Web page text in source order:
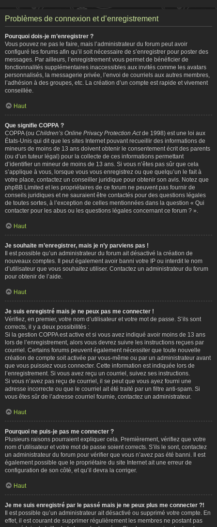
Problèmes de connexion et d’enregistrement
Pourquoi dois-je m’enregistrer ?
Vous pouvez ne pas le faire, mais l’administrateur du forum peut avoir
configuré les forums afin qu’il soit nécessaire de s’enregistrer pour poster des
messages. Par ailleurs, l’enregistrement vous permet de bénéficier de
fonctionnalités supplémentaires inaccessibles aux invités comme les avatars
personnalisés, la messagerie privée, l’envoi de courriels aux autres membres,
l’adhésion à des groupes, etc. La création d’un compte est rapide et vivement
conseillée.
Haut
Que signifie COPPA ?
COPPA (ou Children’s Online Privacy Protection Actde 1998) est une loi aux
États-Unis qui dit que les sites Internet pouvant recueillir des informations de
mineurs de moins de 13 ans doivent obtenir le consentement écrit des parents
(ou d’un tuteur légal) pour la collecte de ces informations permettant
d’identifier un mineur de moins de 13 ans. Si vous n’êtes pas sûr que cela
s’applique à vous, lorsque vous vous enregistrez ou que quelqu’un le fait à
votre place, contactez un conseiller juridique pour obtenir son avis. Notez que
phpBB Limited et les propriétaires de ce forum ne peuvent pas fournir de
conseils juridiques et ne sauraient être contactés pour des questions légales
de toutes sortes, à l’exception de celles mentionnées dans la question « Qui
contacter pour les abus ou les questions légales concernant ce forum ? ».
Haut
Je souhaite m’enregistrer, mais je n’y parviens pas !
Il est possible qu’un administrateur du forum ait désactivé la création de
nouveaux comptes. Il peut également avoir banni votre IP ou interdit le nom
d’utilisateur que vous souhaitez utiliser. Contactez un administrateur du forum
pour obtenir de l’aide.
Haut
Je suis enregistré mais je ne peux pas me connecter !
Vérifiez, en premier, votre nom d’utilisateur et votre mot de passe. S’ils sont
corrects, il y a deux possibilités :
Si la gestion COPPA est active et si vous avez indiqué avoir moins de 13 ans
lors de l’enregistrement, alors vous devrez suivre les instructions reçues par
courriel. Certains forums peuvent également nécessiter que toute nouvelle
création de compte soit activée par vous-même ou par un administrateur avant
que vous puissiez vous connecter. Cette information est indiquée lors de
l’enregistrement. Si vous avez reçu un courriel, suivez ses instructions.
Si vous n’avez pas reçu de courriel, il se peut que vous ayez fourni une
adresse incorrecte ou que le courriel ait été traité par un filtre anti-spam. Si
vous êtes sûr de l’adresse courriel fournie, contactez un administrateur.
Haut
Pourquoi ne puis-je pas me connecter ?
Plusieurs raisons pourraient expliquer cela. Premièrement, vérifiez que votre
nom d’utilisateur et votre mot de passe soient corrects. S’ils le sont, contactez
un administrateur du forum pour vérifier que vous n’avez pas été banni. Il est
également possible que le propriétaire du site Internet ait une erreur de
configuration de son côté, et qu’il devra la corriger.
Haut
Je me suis enregistré par le passé mais je ne peux plus me connecter ?!
Il est possible qu’un administrateur ait désactivé ou supprimé votre compte. En
effet, il est courant de supprimer régulièrement les membres ne postant pas